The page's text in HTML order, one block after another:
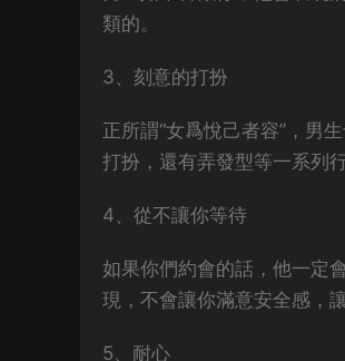
類的。
3、刻意的打扮
正所謂“女爲悅己者容”，男
打扮，還有弄發型等一系列行
4、從不讓你等待
如果你們約會的話，他一定
現，不會讓你滿意安全感，
5、耐心